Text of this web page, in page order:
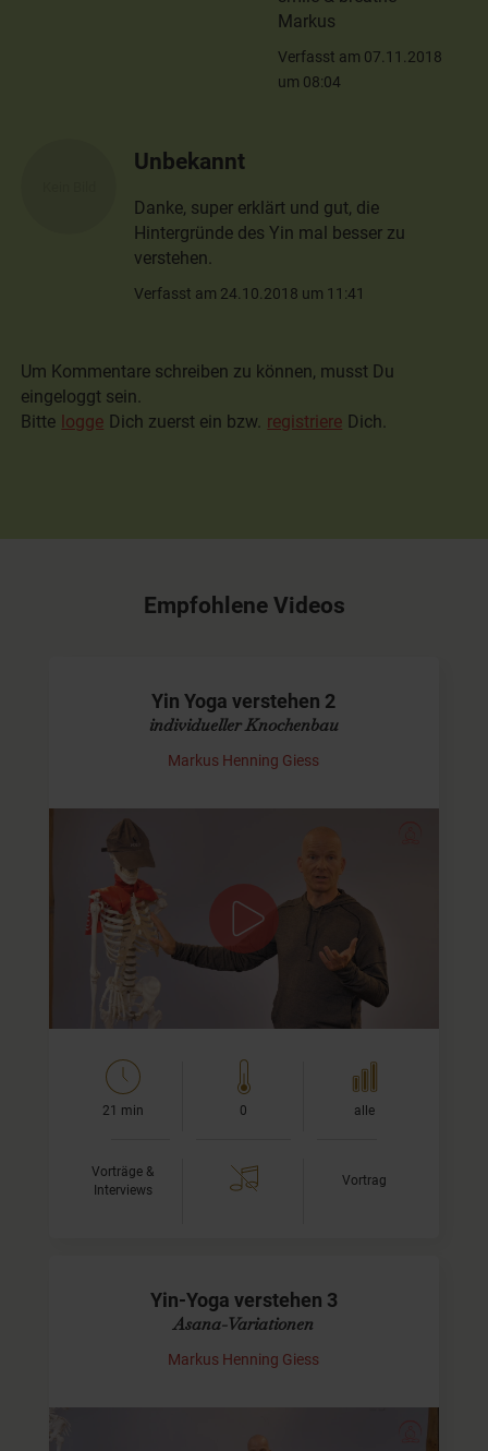
Markus
Verfasst am 07.11.2018
um 08:04
Unbekannt
Danke, super erklärt und gut, die
Hintergründe des Yin mal besser zu
verstehen.
Verfasst am 24.10.2018 um 11:41
Um Kommentare schreiben zu können, musst Du
eingeloggt sein.
Bitte logge Dich zuerst ein bzw. registriere Dich.
Empfohlene Videos
Yin Yoga verstehen 2
individueller Knochenbau
Markus Henning Giess
Wir sind alle unterschiedlich!
Ich spreche in diesem Vortrag über 5 Punkte, die Dir
helfen werden, Deine Asanas so einzunehmen, wie sie zu
Dir ganz persönlich passen. Diese Punkte zu verstehen
ist…
21 min 0 alle
Vorträge &
Interviews
Vortrag
Yin-Yoga verstehen 3
Asana-Variationen
Markus Henning Giess